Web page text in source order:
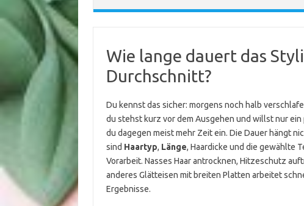
Wie lange dauert das
Durchschnitt?
Du kennst das sicher: morgens noch halb
du stehst kurz vor dem Ausgehen und willst nur
du dagegen meist mehr Zeit ein. Die Dauer hängt
sind Haartyp, Länge, Haardicke und die gewählte
Vorarbeit. Nasses Haar antrocknen, Hitzeschutz
anderes Glätteisen mit breiten Platten arbeitet
Ergebnisse.